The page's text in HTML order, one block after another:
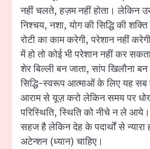
नहीं चलते, हज़म नहीं होता। लेकिन
निश्चय, नशा, योग की सिद्धि की शक्ति
रोटी का काम करेगी, परेशान नहीं
में हो तो कोई भी परेशान नहीं कर
शेर बिल्ली बन जाता, सांप खिलौना
सिद्धि-स्वरूप आत्माओं के लिए यह सब
आराम से यूज़ करो लेकिन समय पर
परिस्थिति, स्थिति को नीचे न ले आये।
सहज है लेकिन देह के पदार्थों से न्यारा
अटेन्शन (ध्यान) चाहिए।